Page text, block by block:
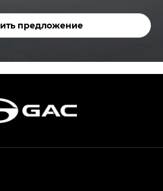
предложение